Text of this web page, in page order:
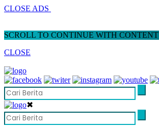
CLOSE ADS
SCROLL TO CONTINUE WITH CONTENT
CLOSE
✖